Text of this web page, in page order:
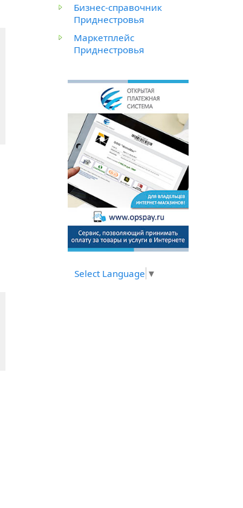
Бизнес-справочник
Приднестровья
Маркетплейс
Приднестровья
Select Language ▼